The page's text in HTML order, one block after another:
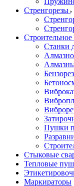
Стренгорезы
Станки
Пушки
Стыковые
Тепловые
Маркираторы